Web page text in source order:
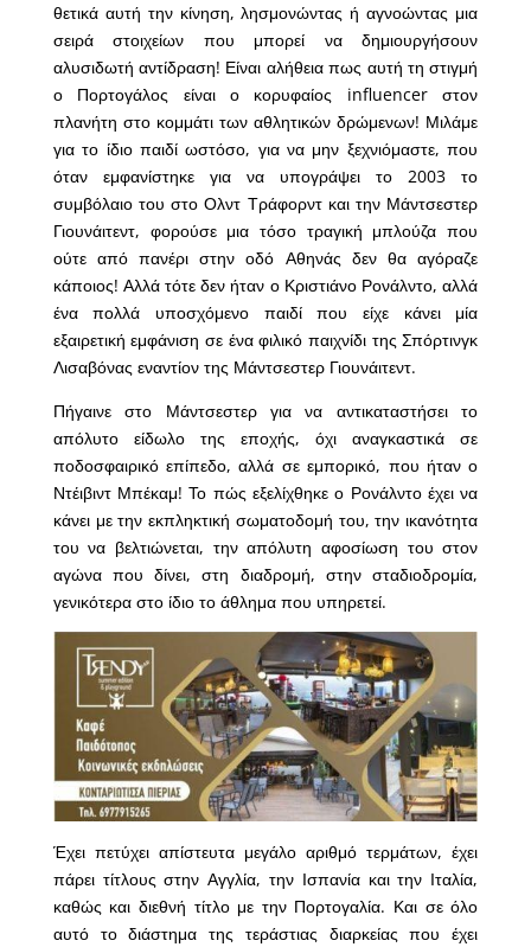
θετικά αυτή την κίνηση, λησμονώντας ή αγνοώντας μια
σειρά στοιχείων που μπορεί να δημιουργήσουν
αλυσιδωτή αντίδραση! Είναι αλήθεια πως αυτή τη στιγμή
ο Πορτογάλος είναι ο κορυφαίος influencer στον
πλανήτη στο κομμάτι των αθλητικών δρώμενων! Μιλάμε
για το ίδιο παιδί ωστόσο, για να μην ξεχνιόμαστε, που
όταν εμφανίστηκε για να υπογράψει το 2003 το
συμβόλαιο του στο Ολντ Τράφορντ και την Μάντσεστερ
Γιουνάιτεντ, φορούσε μια τόσο τραγική μπλούζα που
ούτε από πανέρι στην οδό Αθηνάς δεν θα αγόραζε
κάποιος! Αλλά τότε δεν ήταν ο Κριστιάνο Ρονάλντο, αλλά
ένα πολλά υποσχόμενο παιδί που είχε κάνει μία
εξαιρετική εμφάνιση σε ένα φιλικό παιχνίδι της Σπόρτινγκ
Λισαβόνας εναντίον της Μάντσεστερ Γιουνάιτεντ.
Πήγαινε στο Μάντσεστερ για να αντικαταστήσει το
απόλυτο είδωλο της εποχής, όχι αναγκαστικά σε
ποδοσφαιρικό επίπεδο, αλλά σε εμπορικό, που ήταν ο
Ντέιβιντ Μπέκαμ! Το πώς εξελίχθηκε ο Ρονάλντο έχει να
κάνει με την εκπληκτική σωματοδομή του, την ικανότητα
του να βελτιώνεται, την απόλυτη αφοσίωση του στον
αγώνα που δίνει, στη διαδρομή, στην σταδιοδρομία,
γενικότερα στο ίδιο το άθλημα που υπηρετεί.
Έχει πετύχει απίστευτα μεγάλο αριθμό τερμάτων, έχει
πάρει τίτλους στην Αγγλία, την Ισπανία και την Ιταλία,
καθώς και διεθνή τίτλο με την Πορτογαλία. Και σε όλο
αυτό το διάστημα της τεράστιας διαρκείας που έχει